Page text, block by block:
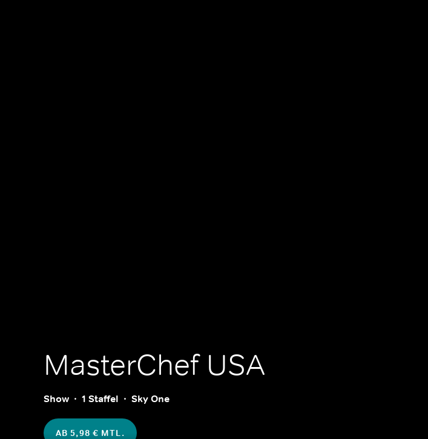
MasterChef USA
Show 1 Staffel Sky One
AB 5,98 € MTL.